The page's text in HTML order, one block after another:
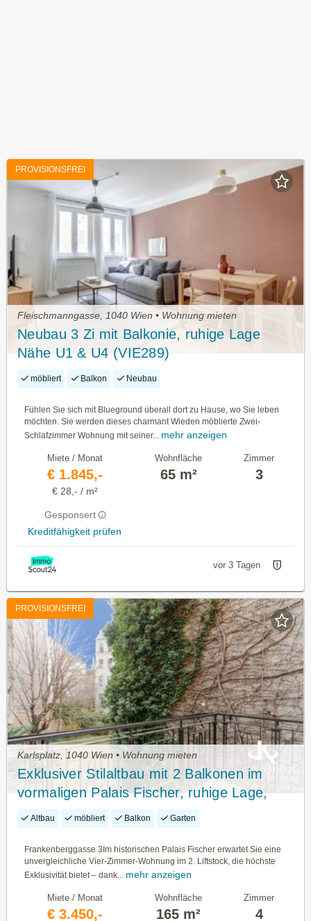
PROVISIONSFREI
Fleischmanngasse, 1040 Wien • Wohnung mieten
Neubau 3 Zi mit Balkonie, ruhige Lage
Nähe U1 & U4 (VIE289)
möbliert Balkon Neubau
Fühlen Sie sich mit Blueground überall dort zu Hause, wo Sie leben
möchten. Sie werden dieses charmant Wieden möblierte Zwei-
Schlafzimmer Wohnung mit seiner... mehr anzeigen
Miete / Monat
€ 1.845,-
€ 28,- / m²
Gesponsert
Kreditfähigkeit prüfen
Wohnfläche
65 m²
Zimmer
3
vor 3 Tagen
PROVISIONSFREI
Karlsplatz, 1040 Wien • Wohnung mieten
Exklusiver Stilaltbau mit 2 Balkonen im
vormaligen Palais Fischer, ruhige Lage,
gleich beim Karlsplatz!
Altbau möbliert Balkon Garten
Frankenberggasse 3Im historischen Palais Fischer erwartet Sie eine
unvergleichliche Vier-Zimmer-Wohnung im 2. Liftstock, die höchste
Exklusivität bietet – dank...
mehr anzeigen
Miete / Monat
€ 3.450,-
Wohnfläche
165 m²
Zimmer
4